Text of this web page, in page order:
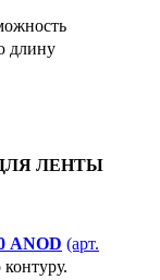
длину
ЛЕНТЫ
ANOD (арт.